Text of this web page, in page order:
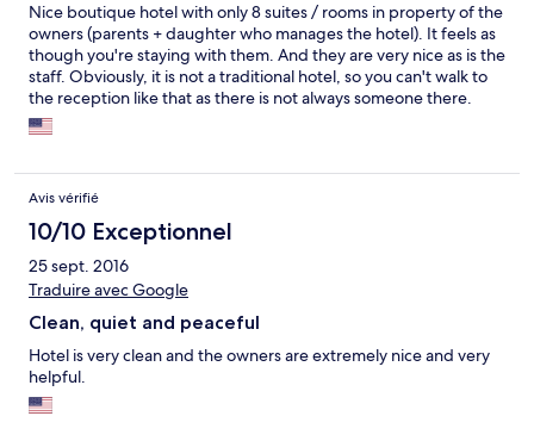
Nice boutique hotel with only 8 suites / rooms in property of the
owners (parents + daughter who manages the hotel). It feels as
though you're staying with them. And they are very nice as is the
staff. Obviously, it is not a traditional hotel, so you can't walk to
the reception like that as there is not always someone there.
However, the owners live on the property in case of an
emergency. And whenever I needed something I emailed the
Avis vérifié
10/10 Exceptionnel
25 sept. 2016
Traduire avec Google
Clean, quiet and peaceful
Hotel is very clean and the owners are extremely nice and very
helpful.